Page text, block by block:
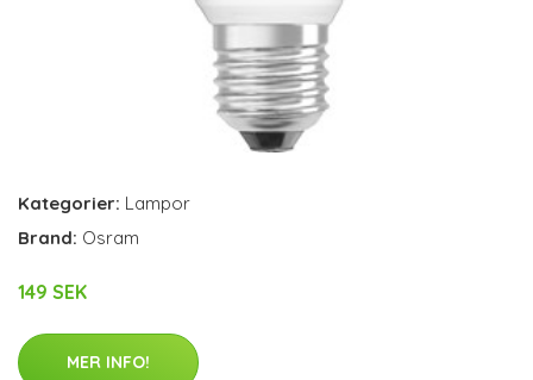
Kategorier: Lampor
Brand: Osram
149 SEK
MER INFO!